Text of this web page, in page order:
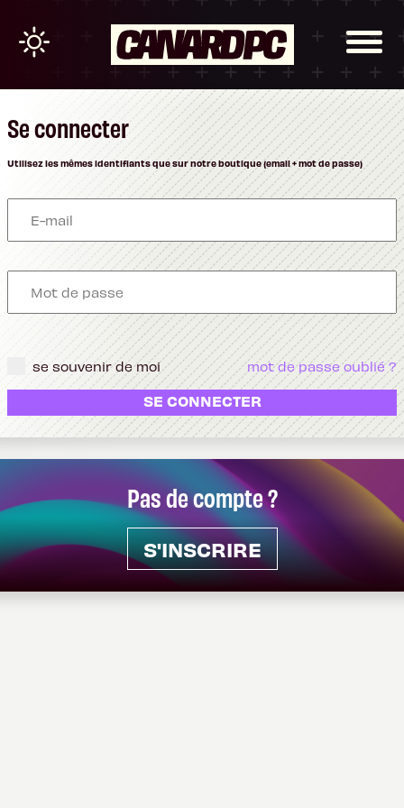
Pas de compte ?
S'INSCRIRE
Se connecter
Utilisez les mêmes identifiants que sur notre boutique (email + mot de passe)
se souvenir de moi mot de passe oublié ?
SE CONNECTER